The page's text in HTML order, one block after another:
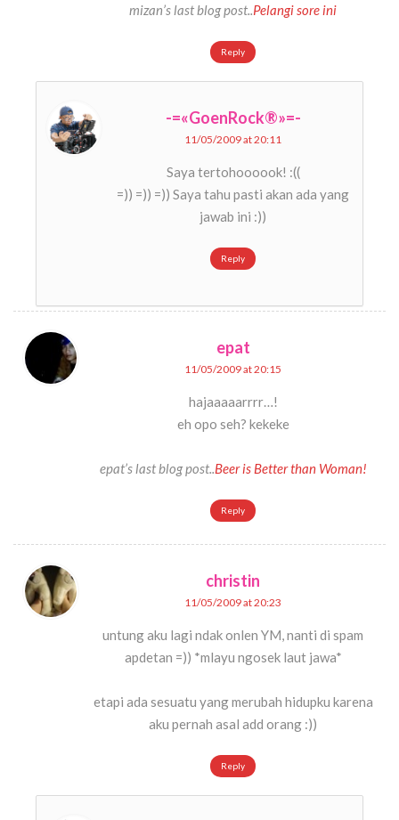
mizan’s last blog post..Pelangi sore ini
Reply
-=«GoenRock®»=-
11/05/2009 at 20:11
Saya tertohoooook! :((
=)) =)) =)) Saya tahu pasti akan ada yang
jawab ini :))
Reply
epat
11/05/2009 at 20:15
hajaaaaarrrr…!
eh opo seh? kekeke
epat’s last blog post..Beer is Better than Woman!
Reply
christin
11/05/2009 at 20:23
untung aku lagi ndak onlen YM, nanti di spam
apdetan =)) *mlayu ngosek laut jawa*
etapi ada sesuatu yang merubah hidupku karena
aku pernah asal add orang :))
Reply